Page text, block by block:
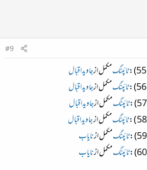
#9
ٹائپنگ مکمل ازجاویداقبال
ٹائپنگ مکمل ازجاویداقبال
ٹائپنگ مکمل ازجاویداقبال
ٹائپنگ مکمل ازجاویداقبال
ٹائپنگ مکمل ازنایاب
ٹائپنگ مکمل ازنایاب